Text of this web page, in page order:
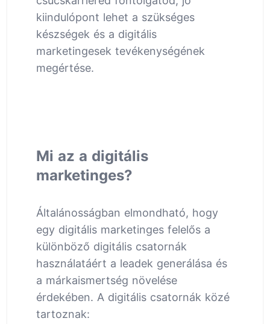
kiindulópont lehet a szükséges
készségek és a digitális
marketingesek tevékenységének
megértése.
Mi az a digitális
marketinges?
Általánosságban elmondható, hogy
egy digitális marketinges felelős a
különböző digitális csatornák
használatáért a leadek generálása és
a márkaismertség növelése
érdekében. A digitális csatornák közé
tartoznak: